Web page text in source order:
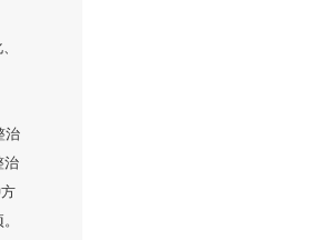
治
治